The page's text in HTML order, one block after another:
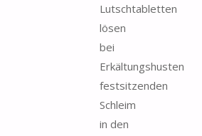
Lutschtabletten
lösen
bei
Erkältungshusten
festsitzenden
Schleim
in den